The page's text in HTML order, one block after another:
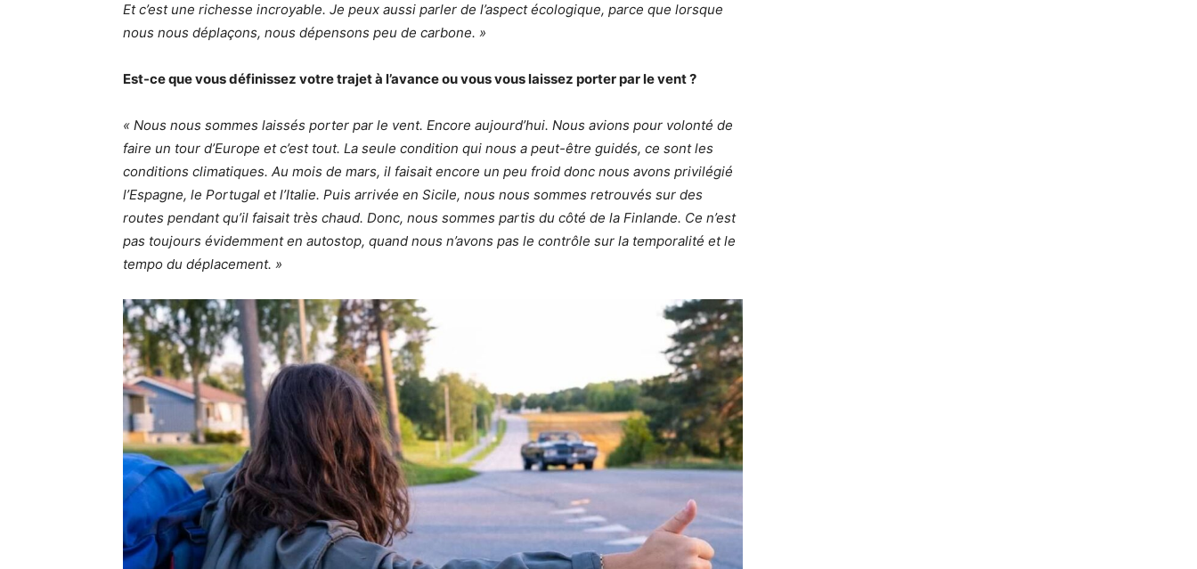
Et c’est une richesse incroyable. Je peux aussi parler de l’aspect écologique, parce que lorsque
nous nous déplaçons, nous dépensons peu de carbone. »
Est-ce que vous définissez votre trajet à l’avance ou vous vous laissez porter par le vent ?
« Nous nous sommes laissés porter par le vent. Encore aujourd’hui. Nous avions pour volonté de
faire un tour d’Europe et c’est tout. La seule condition qui nous a peut-être guidés, ce sont les
conditions climatiques. Au mois de mars, il faisait encore un peu froid donc nous avons privilégié
l’Espagne, le Portugal et l’Italie. Puis arrivée en Sicile, nous nous sommes retrouvés sur des
routes pendant qu’il faisait très chaud. Donc, nous sommes partis du côté de la Finlande. Ce n’est
pas toujours évidemment en autostop, quand nous n’avons pas le contrôle sur la temporalité et le
tempo du déplacement. »